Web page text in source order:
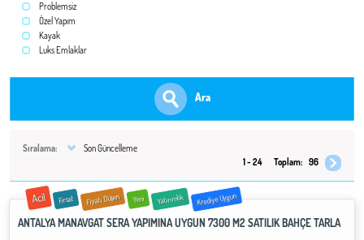
Problemsiz
Özel Yapım
Kayak
Luks Emlaklar
Ara
Sıralama:
Son Güncelleme
1 - 24
Toplam: 96
Acil Fırsat Fiyatı Düşen Yeni Yatırımlık Krediye Uygun
ANTALYA MANAVGAT SERA YAPIMINA UYGUN 7300 M2 SATILIK BAHÇE TARLA